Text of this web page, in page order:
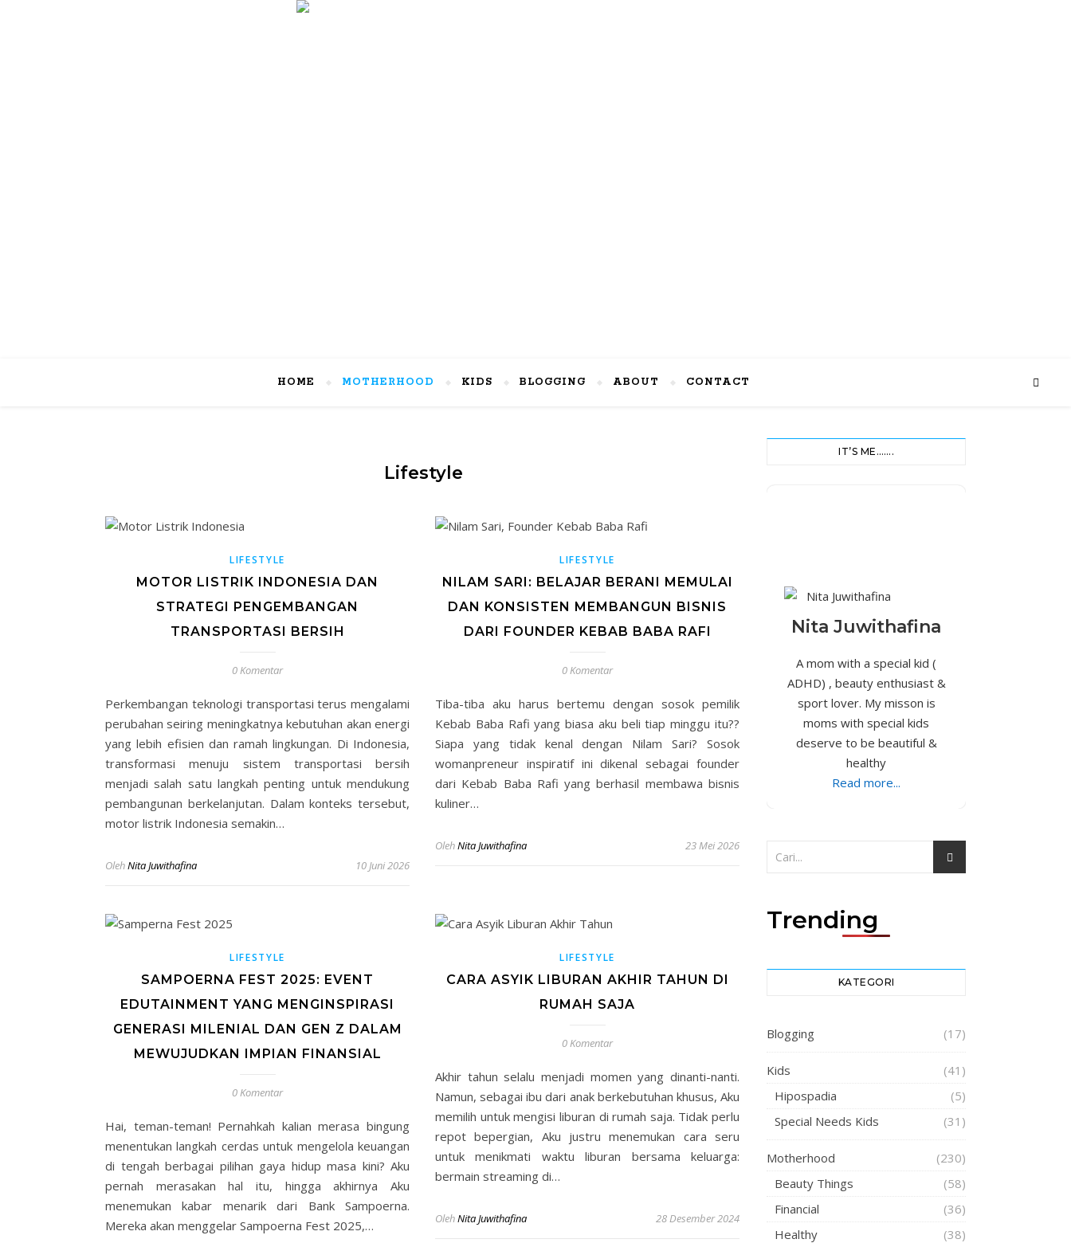
HOME MOTHERHOOD KIDS BLOGGING ABOUT CONTACT
Lifestyle
LIFESTYLE
MOTOR LISTRIK INDONESIA DAN
STRATEGI PENGEMBANGAN
TRANSPORTASI BERSIH
0 Komentar
Perkembangan teknologi transportasi terus mengalami
perubahan seiring meningkatnya kebutuhan akan energi
yang lebih efisien dan ramah lingkungan. Di Indonesia,
transformasi menuju sistem transportasi bersih
menjadi salah satu langkah penting untuk mendukung
pembangunan berkelanjutan. Dalam konteks tersebut,
motor listrik Indonesia semakin…
OlehNita Juwithafina 10 Juni 2026
LIFESTYLE
NILAM SARI: BELAJAR BERANI MEMULAI
DAN KONSISTEN MEMBANGUN BISNIS
DARI FOUNDER KEBAB BABA RAFI
0 Komentar
Tiba-tiba aku harus bertemu dengan sosok pemilik
Kebab Baba Rafi yang biasa aku beli tiap minggu itu??
Siapa yang tidak kenal dengan Nilam Sari? Sosok
womanpreneur inspiratif ini dikenal sebagai founder
dari Kebab Baba Rafi yang berhasil membawa bisnis
kuliner…
OlehNita Juwithafina 23 Mei 2026
LIFESTYLE
SAMPOERNA FEST 2025: EVENT
EDUTAINMENT YANG MENGINSPIRASI
GENERASI MILENIAL DAN GEN Z DALAM
MEWUJUDKAN IMPIAN FINANSIAL
0 Komentar
Hai, teman-teman! Pernahkah kalian merasa bingung
menentukan langkah cerdas untuk mengelola keuangan
di tengah berbagai pilihan gaya hidup masa kini? Aku
pernah merasakan hal itu, hingga akhirnya Aku
menemukan kabar menarik dari Bank Sampoerna.
Mereka akan menggelar Sampoerna Fest 2025,…
LIFESTYLE
CARA ASYIK LIBURAN AKHIR TAHUN DI
RUMAH SAJA
0 Komentar
Akhir tahun selalu menjadi momen yang dinanti-nanti.
Namun, sebagai ibu dari anak berkebutuhan khusus, Aku
memilih untuk mengisi liburan di rumah saja. Tidak perlu
repot bepergian, Aku justru menemukan cara seru
untuk menikmati waktu liburan bersama keluarga:
bermain streaming di…
OlehNita Juwithafina 28 Desember 2024
IT’S ME…….
Nita Juwithafina
A mom with a special kid (
ADHD) , beauty enthusiast &
sport lover. My misson is
moms with special kids
deserve to be beautiful &
healthy
Read more...
Trending
KATEGORI
Blogging (17)
Kids
(41)
Hipospadia
(5)
Special Needs Kids
(31)
Motherhood
(230)
Beauty Things
(58)
Financial
(36)
Healthy
(38)